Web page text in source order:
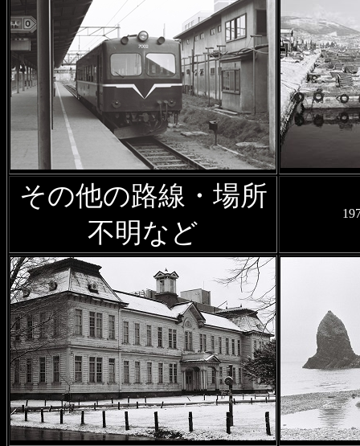
2024年9月5日美唄鉄道
いた撮影場所位置情報の詳細
2024年8月28日「北海道概
2024年7月31日幌延町営軌
ら1年5か月 1972年11月撮影
2024年7月10日幻の鉄道・
かった鉄路；第3章を公開
2024年7月2日沿線風景 宗谷
CoCoDe（旧旭川工場建物）
2024年6月21日2万5千分の
「文殊」「茶内原野（1960年
2024年5月14日廃駅を訪ねて
の廃線跡風景ほかの写真を追
その他の路線・場所
不明など